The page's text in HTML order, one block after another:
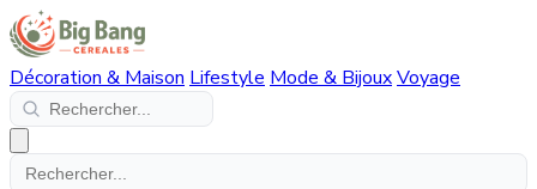
Décoration & Maison Lifestyle Mode & BijouxVoyage